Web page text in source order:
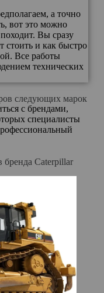
а точно
вот это можно
Вы сразу
стоить и как быстро
Все работы
технических
следующих марок
с брендами,
специалисты
бренда Caterpillar